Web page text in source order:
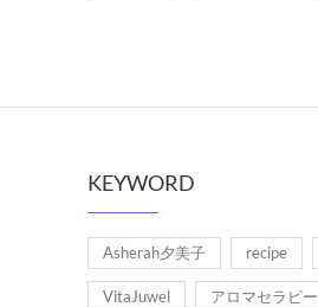
KEYWORD
Asherah夕美子 recipe
VitaJuwel アロマセラピー